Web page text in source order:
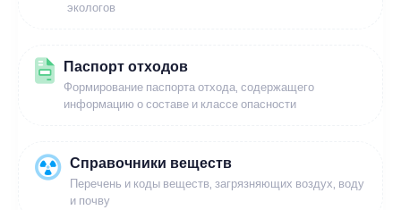
экологов
Паспорт отходов
Формирование паспорта отхода, содержащего
информацию о составе и классе опасности
Справочники веществ
Перечень и коды веществ, загрязняющих воздух, воду
и почву